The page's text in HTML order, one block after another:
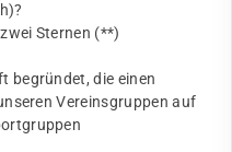
Sternen (**)
begründet, die einen
Vereinsgruppen auf